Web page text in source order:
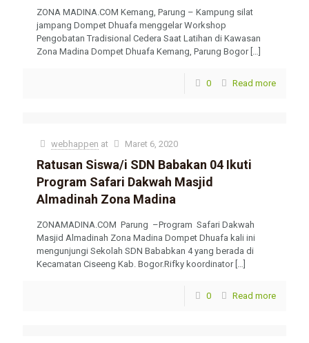
ZONA MADINA.COM Kemang, Parung – Kampung silat
jampang Dompet Dhuafa menggelar Workshop
Pengobatan Tradisional Cedera Saat Latihan di Kawasan
Zona Madina Dompet Dhuafa Kemang, Parung Bogor[…]
0 Read more
webhappen at Maret 6, 2020
Ratusan Siswa/i SDN Babakan 04 Ikuti
Program Safari Dakwah Masjid
Almadinah Zona Madina
ZONAMADINA.COM Parung –Program Safari Dakwah
Masjid Almadinah Zona Madina Dompet Dhuafa kali ini
mengunjungi Sekolah SDN Bababkan 4 yang berada di
Kecamatan Ciseeng Kab. Bogor.Rifky koordinator[…]
0 Read more